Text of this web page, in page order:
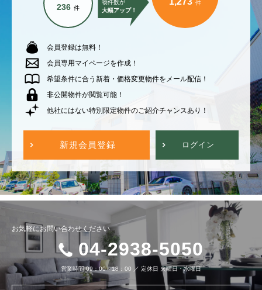
物件数が
大幅アップ！
236 件
件
会員登録は無料！
会員専用マイページを作成！
希望条件に合う新着・価格変更物件をメール配信！
非公開物件が閲覧可能！
他社にはない特別限定物件のご紹介チャンスあり！
新規会員登録 ログイン
お気軽にお問い合わせください
04-2938-5050
営業時間 09：00～18：00 ／ 定休日 火曜日・水曜日